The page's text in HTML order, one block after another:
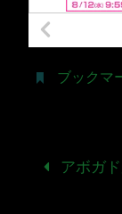
ブックマ
アボガ